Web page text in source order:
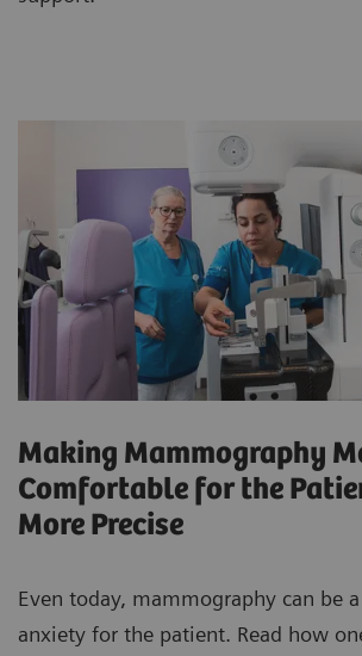
Making Mammography
Comfortable for the
More Precise
Even today, mammography can be
anxiety for the patient. Read how